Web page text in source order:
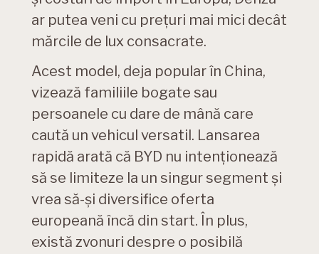
ar putea veni cu prețuri mai mici decât
mărcile de lux consacrate.
Acest model, deja popular în China,
vizează familiile bogate sau
persoanele cu dare de mână care
caută un vehicul versatil. Lansarea
rapidă arată că BYD nu intenționează
să se limiteze la un singur segment și
vrea să-și diversifice oferta
europeană încă din start. În plus,
există zvonuri despre o posibilă